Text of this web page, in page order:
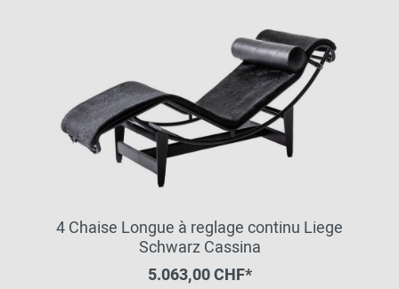
4 Chaise Longue à reglage continu Liege
Schwarz Cassina
5.063,00 CHF*